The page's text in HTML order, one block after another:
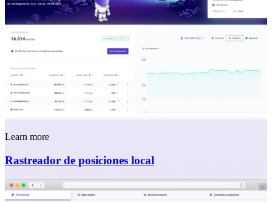
Learn more
Rastreador de posiciones local